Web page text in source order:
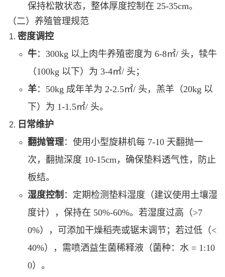
保持松散状态，整体厚度控制在 25-35cm。
（二）养殖管理规范
密度调控
牛：300kg 以上肉牛养殖密度为 6-8㎡/ 头，犊牛
（100kg 以下）为 3-4㎡/ 头；
羊：50kg 成年羊为 2-2.5㎡/ 头，羔羊（20kg 以
下）为 1-1.5㎡/ 头。
日常维护
翻抛管理：使用小型旋耕机每 7-10 天翻抛一
次，翻抛深度 10-15cm，确保垫料透气性，防止
板结。
湿度控制 ：定期检测垫料湿度（建议使用土壤湿
度计），保持在 50%-60%。若湿度过高（>7
0%），可添加干燥稻壳或锯末调节；若过低（<
40%），需喷洒益生菌稀释液（菌种：水 = 1:10
0）。